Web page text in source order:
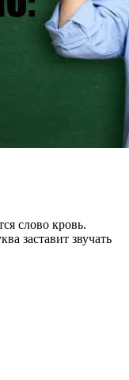
слово кровь.
заставит звучать